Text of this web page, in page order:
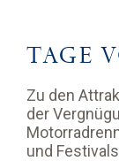
TAGE
Zu den
der
und